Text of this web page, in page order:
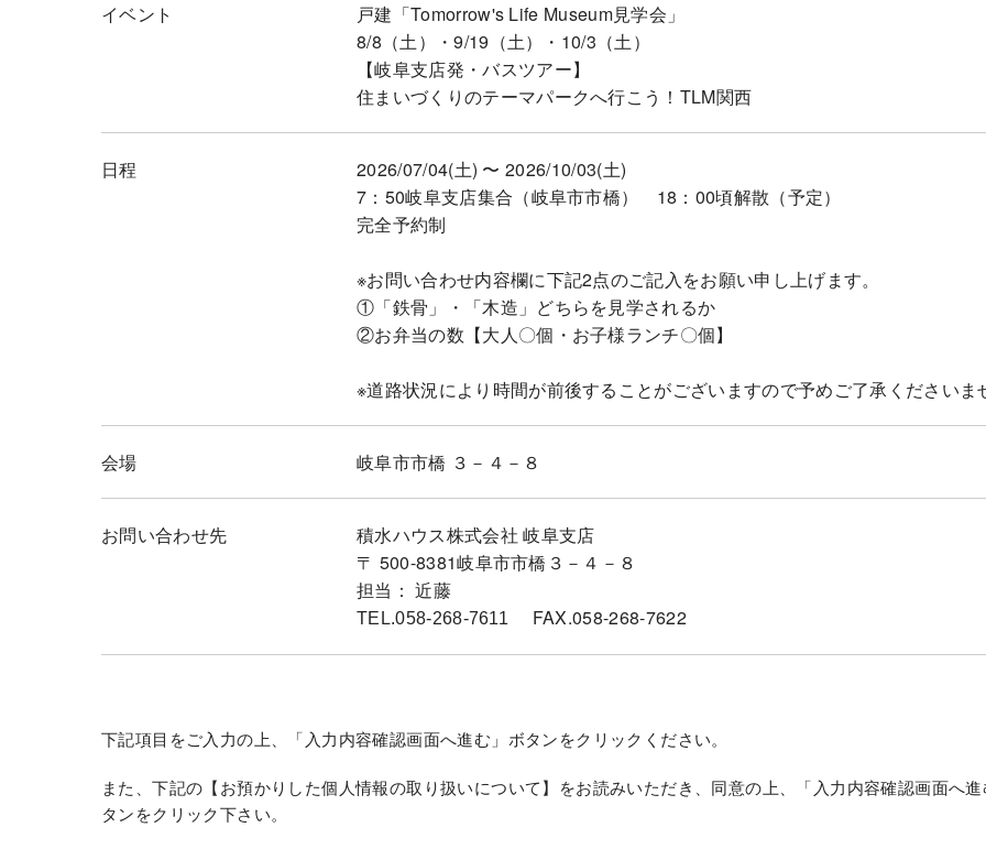
イベント
戸建「Tomorrow's Life Museum見学会」
8/8（土）・9/19（土）・10/3（土）
【岐阜支店発・バスツアー】
住まいづくりのテーマパークへ行こう！TLM関西
日程
2026/07/04(土) 〜 2026/10/03(土)
7：50岐阜支店集合（岐阜市市橋） 18：00頃解散（予定）
完全予約制
※お問い合わせ内容欄に下記2点のご記入をお願い申し上げます。
①「鉄骨」・「木造」どちらを見学されるか
②お弁当の数【大人〇個・お子様ランチ〇個】
※道路状況により時間が前後することがございますので予めご了承くださいま
会場 岐阜市市橋 ３－４－８
お問い合わせ先
積水ハウス株式会社 岐阜支店
〒 500-8381岐阜市市橋３－４－８
担当： 近藤
TEL.058-268-7611 FAX.058-268-7622
下記項目をご入力の上、「入力内容確認画面へ進む」ボタンをクリックください。
また、下記の【お預かりした個人情報の取り扱いについて】をお読みいただき、同意の上、「入力内容確認画面へ
タンをクリック下さい。